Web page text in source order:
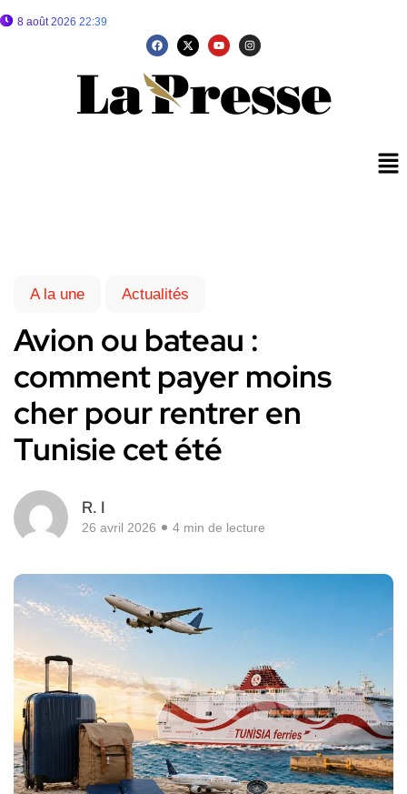
8 août 2026 22:39
A la une Actualités
Avion ou bateau :
comment payer moins
cher pour rentrer en
Tunisie cet été
R. I
26 avril 2026 4 min de lecture